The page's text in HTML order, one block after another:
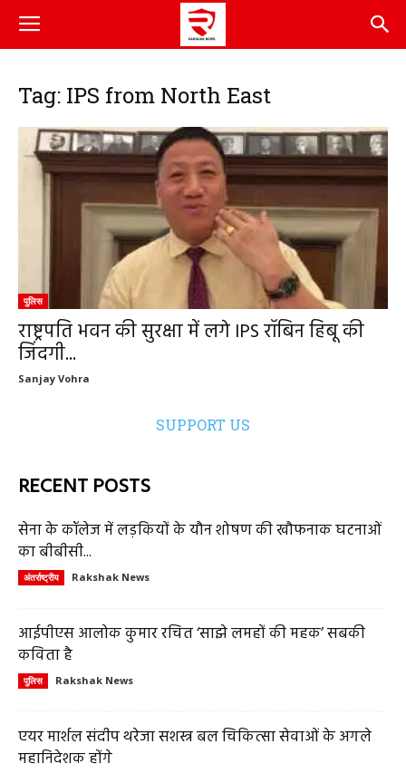
Tag: IPS from North East
पुलिस
राष्ट्रपति भवन की सुरक्षा में लगे IPS रॉबिन हिबू की
जिंदगी...
Sanjay Vohra
SUPPORT US
RECENT POSTS
सेना के कॉलेज में लड़कियों के यौन शोषण की खौफनाक घटनाओं
का बीबीसी...
अंतर्राष्ट्रीय Rakshak News
आईपीएस आलोक कुमार रचित ‘साझे लमहों की महक’ सबकी
कविता है
पुलिस Rakshak News
एयर मार्शल संदीप थरेजा सशस्त्र बल चिकित्सा सेवाओं के अगले
महानिदेशक होंगे